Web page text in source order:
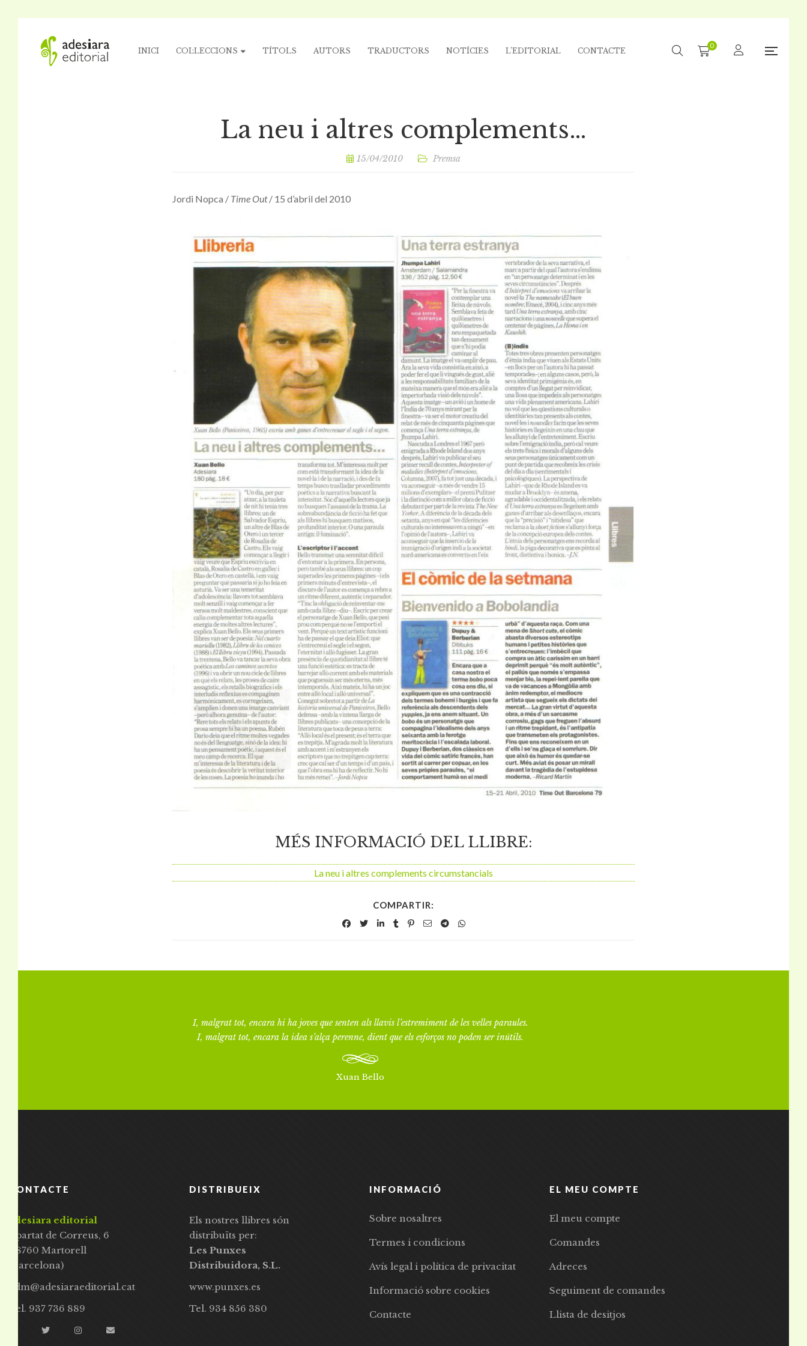
INICI COL·LECCIONS TÍTOLS AUTORS TRADUCTORS NOTÍCIES L’EDITORIAL CONTACTE
0
La neu i altres complements…
15/04/2010 Premsa
Jordi Nopca / Time Out/ 15 d’abril del 2010
MÉS INFORMACIÓ DEL LLIBRE:
La neu i altres complements circumstancials
COMPARTIR:
I, malgrat tot, encara hi ha joves que senten als llavis l’estremiment de les velles paraules.
I, malgrat tot, encara la idea s’alça perenne, dient que els esforços no poden ser inútils.
Xuan Bello
CONTACTE
adesiara editorial
Apartat de Correus, 6
08760 Martorell
(Barcelona)
adm@adesiaraeditorial.cat
Tel. 937 736 889
DISTRIBUEIX
Els nostres llibres són
distribuïts per:
Les Punxes
Distribuidora, S.L.
www.punxes.es
Tel. 934 856 380
INFORMACIÓ
Sobre nosaltres
Termes i condicions
Avís legal i política de privacitat
Informació sobre cookies
Contacte
EL MEU COMPTE
El meu compte
Comandes
Adreces
Seguiment de comandes
Llista de desitjos